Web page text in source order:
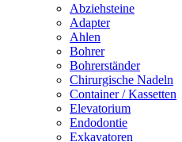
Abziehsteine
Adapter
Ahlen
Bohrer
Bohrerständer
Chirurgische Nadeln
Container / Kassetten
Elevatorium
Endodontie
Exkavatoren